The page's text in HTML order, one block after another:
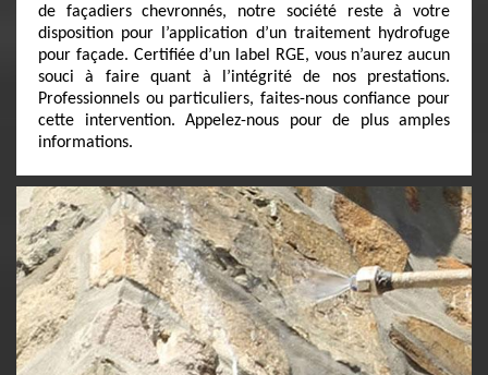
de façadiers chevronnés, notre société reste à votre
disposition pour l’application d’un traitement hydrofuge
pour façade. Certifiée d’un label RGE, vous n’aurez aucun
souci à faire quant à l’intégrité de nos prestations.
Professionnels ou particuliers, faites-nous confiance pour
cette intervention. Appelez-nous pour de plus amples
informations.